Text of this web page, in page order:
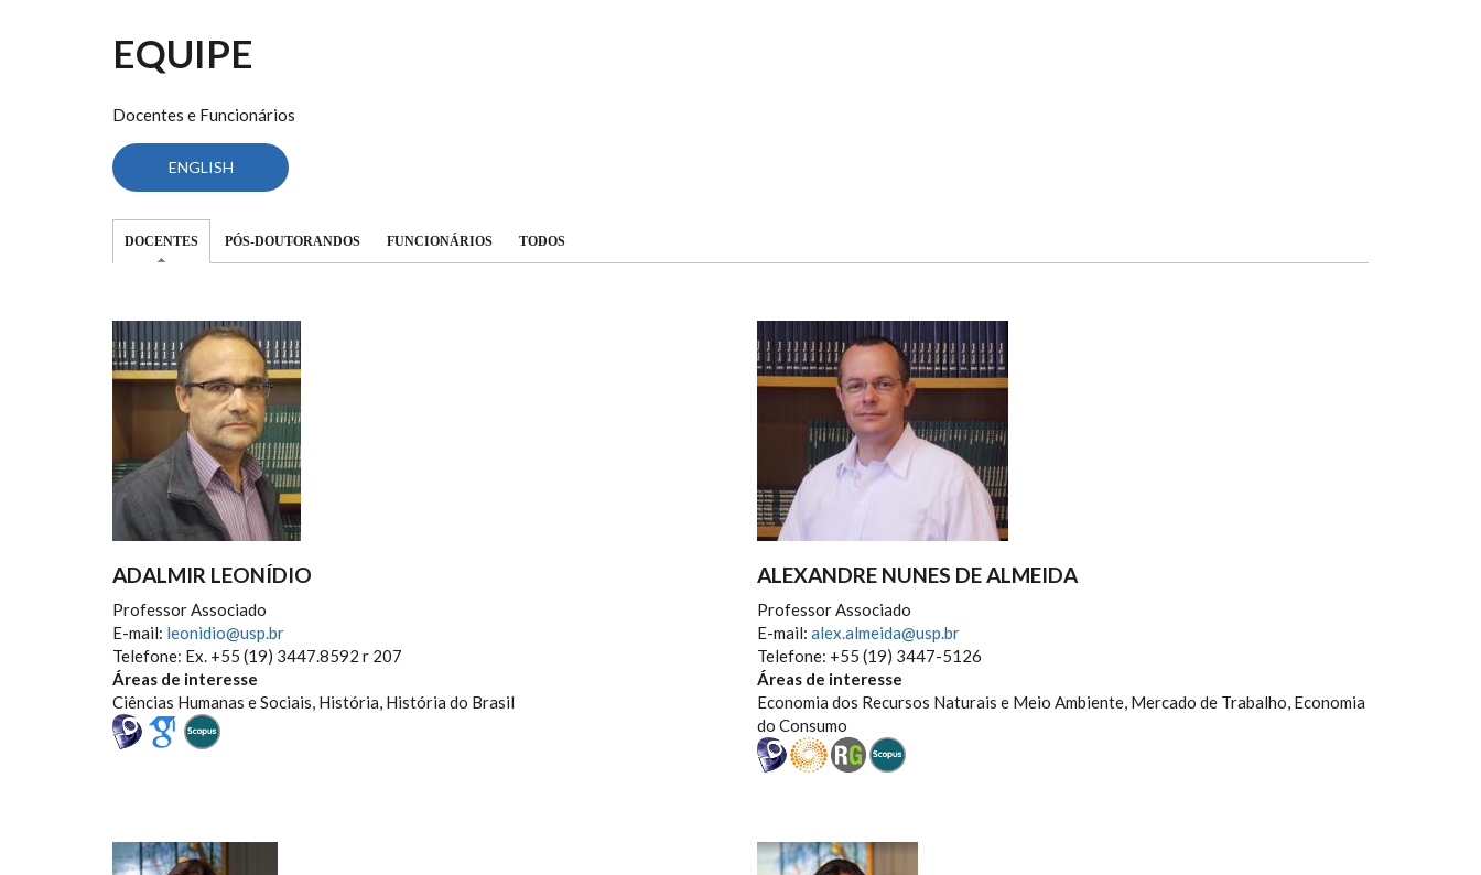
EQUIPE
Docentes e Funcionários
ENGLISH
DOCENTES (ABA ATIVA)
PÓS-DOUTORANDOS FUNCIONÁRIOS TODOS
ADALMIR LEONÍDIO
Professor Associado
E-mail: leonidio@usp.br
Telefone: Ex. +55 (19) 3447.8592 r 207
Áreas de interesse
Ciências Humanas e Sociais, História, História do Brasil
ALEXANDRE NUNES DE ALMEIDA
Professor Associado
E-mail: alex.almeida@usp.br
Telefone: +55 (19) 3447-5126
Áreas de interesse
Economia dos Recursos Naturais e Meio Ambiente, Mercado de Trabalho, Economia
do Consumo